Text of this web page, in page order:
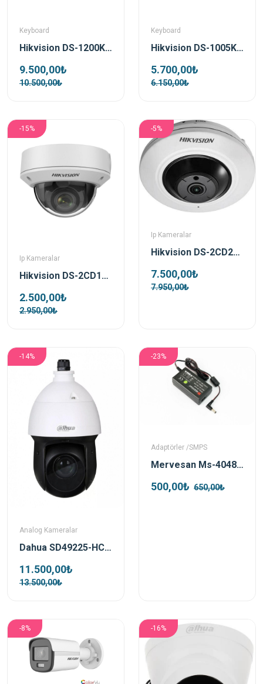
Keyboard
Hikvision DS-1200KI Network Kontrol Klavyesi
9.500,00₺
10.500,00₺
Keyboard
Hikvision DS-1005KI Usb PTZ Kontrol Klavyesi
5.700,00₺
6.150,00₺
-15%
Ip Kameralar
Hikvision DS-2CD1723G0-IZS 2mp 2.8-12 Mm Varifocal Ip Dome Kamera
2.500,00₺
2.950,00₺
-5%
Ip Kameralar
Hikvision DS-2CD2955FWD-IS 5mp 1.05 Mm Fisheye Ip Kamera
7.500,00₺
7.950,00₺
-14%
Analog Kameralar
Dahua SD49225-HC-LA 2MP Starlight PTZ HDCVI Kamera
11.500,00₺
13.500,00₺
-23%
Adaptörler /SMPS
Mervesan Ms-4048 Vdc 0.83a 40w Smps Adaptör
500,00₺ 650,00₺
-8% -16%